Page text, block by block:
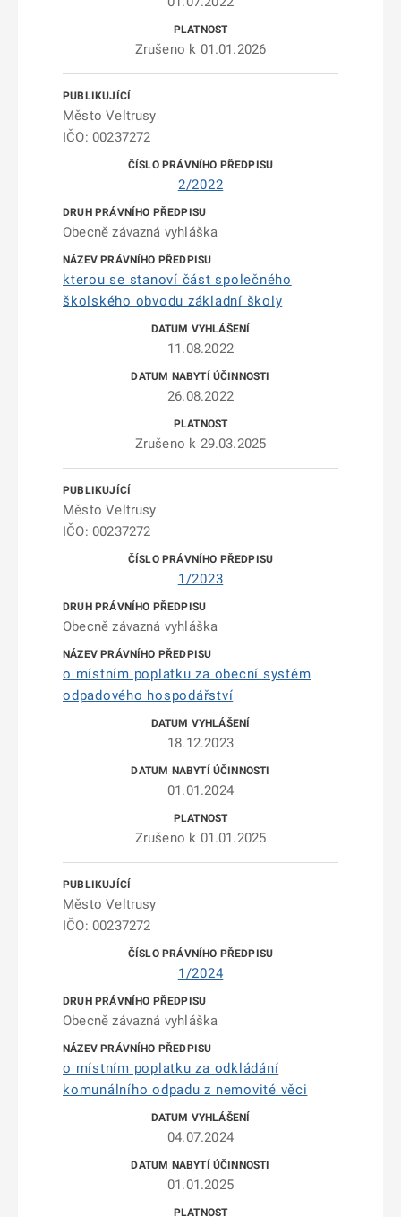
Zrušeno k 01.01.2026
Město Veltrusy
IČO: 00237272
2/2022
Obecně závazná vyhláška
kterou se stanoví část společného
školského obvodu základní školy
11.08.2022
26.08.2022
Zrušeno k 29.03.2025
Město Veltrusy
IČO: 00237272
1/2023
Obecně závazná vyhláška
o místním poplatku za obecní systém
odpadového hospodářství
18.12.2023
01.01.2024
Zrušeno k 01.01.2025
Město Veltrusy
IČO: 00237272
1/2024
Obecně závazná vyhláška
o místním poplatku za odkládání
komunálního odpadu z nemovité věci
04.07.2024
01.01.2025